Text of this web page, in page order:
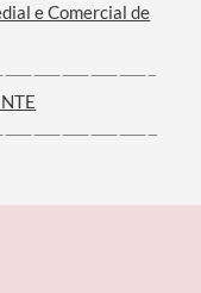
e Comercial de